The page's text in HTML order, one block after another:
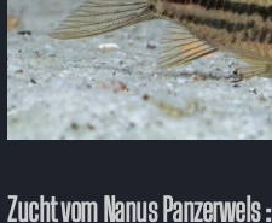
Zucht vom Nanus Panzerwels :